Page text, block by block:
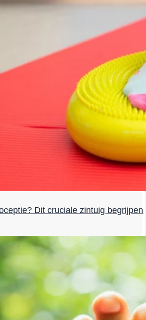
Dit cruciale zintuig begrijpen